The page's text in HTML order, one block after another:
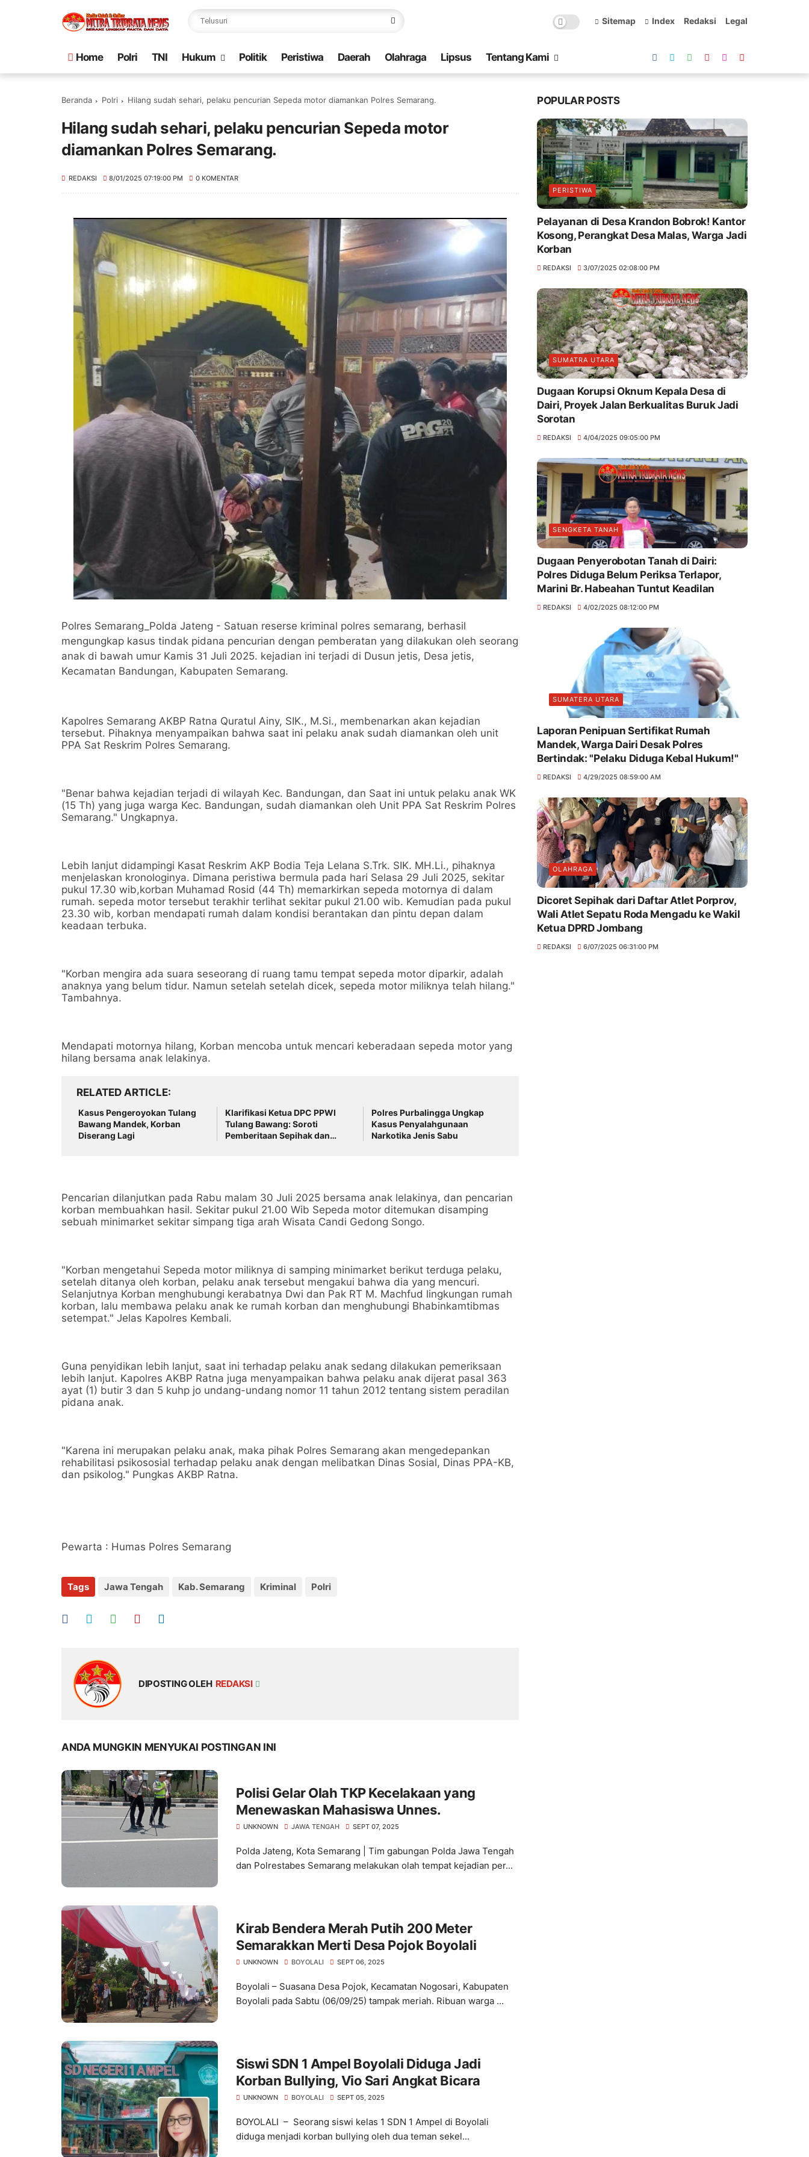
Sitemap Index Redaksi Legal
Home Polri TNI Hukum Politik Peristiwa Daerah Olahraga Lipsus Tentang Kami
Beranda Polri Hilang sudah sehari, pelaku pencurian Sepeda motor diamankan Polres Semarang.
Hilang sudah sehari, pelaku pencurian Sepeda motor
diamankan Polres Semarang.
REDAKSI 8/01/2025 07:19:00 PM 0 KOMENTAR
Polres Semarang_Polda Jateng - Satuan reserse kriminal polres semarang, berhasil
mengungkap kasus tindak pidana pencurian dengan pemberatan yang dilakukan oleh seorang
anak di bawah umur Kamis 31 Juli 2025. kejadian ini terjadi di Dusun jetis, Desa jetis,
Kecamatan Bandungan, Kabupaten Semarang.
Kapolres Semarang AKBP Ratna Quratul Ainy, SIK., M.Si., membenarkan akan kejadian
tersebut. Pihaknya menyampaikan bahwa saat ini pelaku anak sudah diamankan oleh unit
PPA Sat Reskrim Polres Semarang.
"Benar bahwa kejadian terjadi di wilayah Kec. Bandungan, dan Saat ini untuk pelaku anak WK
(15 Th) yang juga warga Kec. Bandungan, sudah diamankan oleh Unit PPA Sat Reskrim Polres
Semarang." Ungkapnya.
Lebih lanjut didampingi Kasat Reskrim AKP Bodia Teja Lelana S.Trk. SIK. MH.Li., pihaknya
menjelaskan kronologinya. Dimana peristiwa bermula pada hari Selasa 29 Juli 2025, sekitar
pukul 17.30 wib,korban Muhamad Rosid (44 Th) memarkirkan sepeda motornya di dalam
rumah. sepeda motor tersebut terakhir terlihat sekitar pukul 21.00 wib. Kemudian pada pukul
23.30 wib, korban mendapati rumah dalam kondisi berantakan dan pintu depan dalam
keadaan terbuka.
"Korban mengira ada suara seseorang di ruang tamu tempat sepeda motor diparkir, adalah
anaknya yang belum tidur. Namun setelah setelah dicek, sepeda motor miliknya telah hilang."
Tambahnya.
Mendapati motornya hilang, Korban mencoba untuk mencari keberadaan sepeda motor yang
hilang bersama anak lelakinya.
RELATED ARTICLE
Kasus Pengeroyokan Tulang
Bawang Mandek, Korban
Diserang Lagi
Klarifikasi Ketua DPC PPWI
Tulang Bawang: Soroti
Pemberitaan Sepihak dan
Polres Purbalingga Ungkap
Kasus Penyalahgunaan
Narkotika Jenis Sabu
Pencarian dilanjutkan pada Rabu malam 30 Juli 2025 bersama anak lelakinya, dan pencarian
korban membuahkan hasil. Sekitar pukul 21.00 Wib Sepeda motor ditemukan disamping
sebuah minimarket sekitar simpang tiga arah Wisata Candi Gedong Songo.
"Korban mengetahui Sepeda motor miliknya di samping minimarket berikut terduga pelaku,
setelah ditanya oleh korban, pelaku anak tersebut mengakui bahwa dia yang mencuri.
Selanjutnya Korban menghubungi kerabatnya Dwi dan Pak RT M. Machfud lingkungan rumah
korban, lalu membawa pelaku anak ke rumah korban dan menghubungi Bhabinkamtibmas
setempat." Jelas Kapolres Kembali.
Guna penyidikan lebih lanjut, saat ini terhadap pelaku anak sedang dilakukan pemeriksaan
lebih lanjut. Kapolres AKBP Ratna juga menyampaikan bahwa pelaku anak dijerat pasal 363
ayat (1) butir 3 dan 5 kuhp jo undang-undang nomor 11 tahun 2012 tentang sistem peradilan
pidana anak.
"Karena ini merupakan pelaku anak, maka pihak Polres Semarang akan mengedepankan
rehabilitasi psikososial terhadap pelaku anak dengan melibatkan Dinas Sosial, Dinas PPA-KB,
dan psikolog." Pungkas AKBP Ratna.
Pewarta : Humas Polres Semarang
Tags Jawa Tengah Kab. Semarang Kriminal Polri
DIPOSTING OLEH REDAKSI
ANDA MUNGKIN MENYUKAI POSTINGAN INI
Polisi Gelar Olah TKP Kecelakaan yang
Menewaskan Mahasiswa Unnes.
UNKNOWN JAWA TENGAH SEPT 07, 2025
Polda Jateng, Kota Semarang | Tim gabungan Polda Jawa Tengah
dan Polrestabes Semarang melakukan olah tempat kejadian per...
Kirab Bendera Merah Putih 200 Meter
Semarakkan Merti Desa Pojok Boyolali
UNKNOWN BOYOLALI SEPT 06, 2025
Boyolali – Suasana Desa Pojok, Kecamatan Nogosari, Kabupaten
Boyolali pada Sabtu (06/09/25) tampak meriah. Ribuan warga ...
Siswi SDN 1 Ampel Boyolali Diduga Jadi
Korban Bullying, Vio Sari Angkat Bicara
UNKNOWN BOYOLALI SEPT 05, 2025
BOYOLALI – Seorang siswi kelas 1 SDN 1 Ampel di Boyolali
diduga menjadi korban bullying oleh dua teman sekel...
POPULAR POSTS
PERISTIWA
Pelayanan di Desa Krandon Bobrok! Kantor
Kosong, Perangkat Desa Malas, Warga Jadi
Korban
REDAKSI 3/07/2025 02:08:00 PM
SUMATRA UTARA
Dugaan Korupsi Oknum Kepala Desa di
Dairi, Proyek Jalan Berkualitas Buruk Jadi
Sorotan
REDAKSI 4/04/2025 09:05:00 PM
SENGKETA TANAH
Dugaan Penyerobotan Tanah di Dairi:
Polres Diduga Belum Periksa Terlapor,
Marini Br. Habeahan Tuntut Keadilan
REDAKSI 4/02/2025 08:12:00 PM
SUMATERA UTARA
Laporan Penipuan Sertifikat Rumah
Mandek, Warga Dairi Desak Polres
Bertindak: "Pelaku Diduga Kebal Hukum!"
REDAKSI 4/29/2025 08:59:00 AM
OLAHRAGA
Dicoret Sepihak dari Daftar Atlet Porprov,
Wali Atlet Sepatu Roda Mengadu ke Wakil
Ketua DPRD Jombang
REDAKSI 6/07/2025 06:31:00 PM